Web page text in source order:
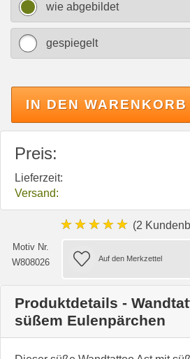
wie abgebildet
gespiegelt
IN DEN WARENKORB
Preis:
Lieferzeit:
Versand:
★★★★★ (2
Motiv Nr.
W808026
Produktdetails -
süßem Eulenpärchen